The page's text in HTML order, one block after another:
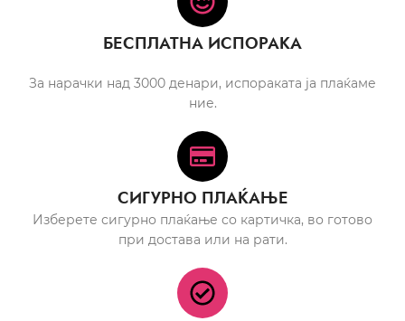
БЕСПЛАТНА ИСПОРАКА
За нарачки над 3000 денари, испораката ја плаќаме
ние.
СИГУРНО ПЛАЌАЊЕ
Изберете сигурно плаќање со картичка, во готово
при достава или на рати.